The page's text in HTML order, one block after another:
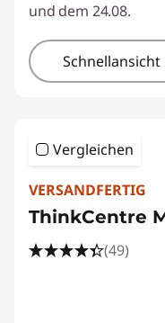
und dem 24.08.
Schnellansicht
Vergleichen
VERSANDFERTIG
ThinkCentre
(49)